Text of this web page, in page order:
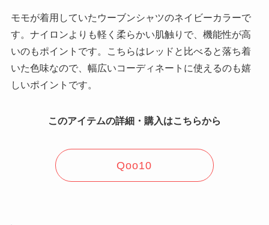
モモが着用していたウーブンシャツのネイビーカラーで
す。ナイロンよりも軽く柔らかい肌触りで、機能性が高
いのもポイントです。こちらはレッドと比べると落ち着
いた色味なので、幅広いコーディネートに使えるのも嬉
しいポイントです。
このアイテムの詳細・購入はこちらから
Qoo10